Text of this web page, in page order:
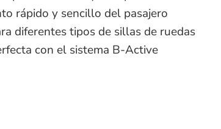
rápido y sencillo del pasajero
diferentes tipos de sillas de ruedas
con el sistema B-Active